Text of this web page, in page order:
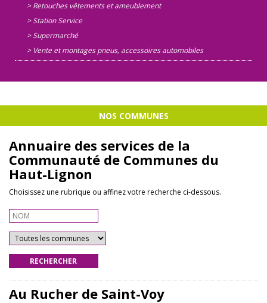
> Retouches vêtements et ameublement
> Station Service
> Supermarché
> Vente et montages pneus, accessoires automobiles
NOS COMMUNES
Annuaire des services de la
Communauté de Communes du
Haut-Lignon
Choisissez une rubrique ou affinez votre recherche ci-dessous.
RECHERCHER
Au Rucher de Saint-Voy